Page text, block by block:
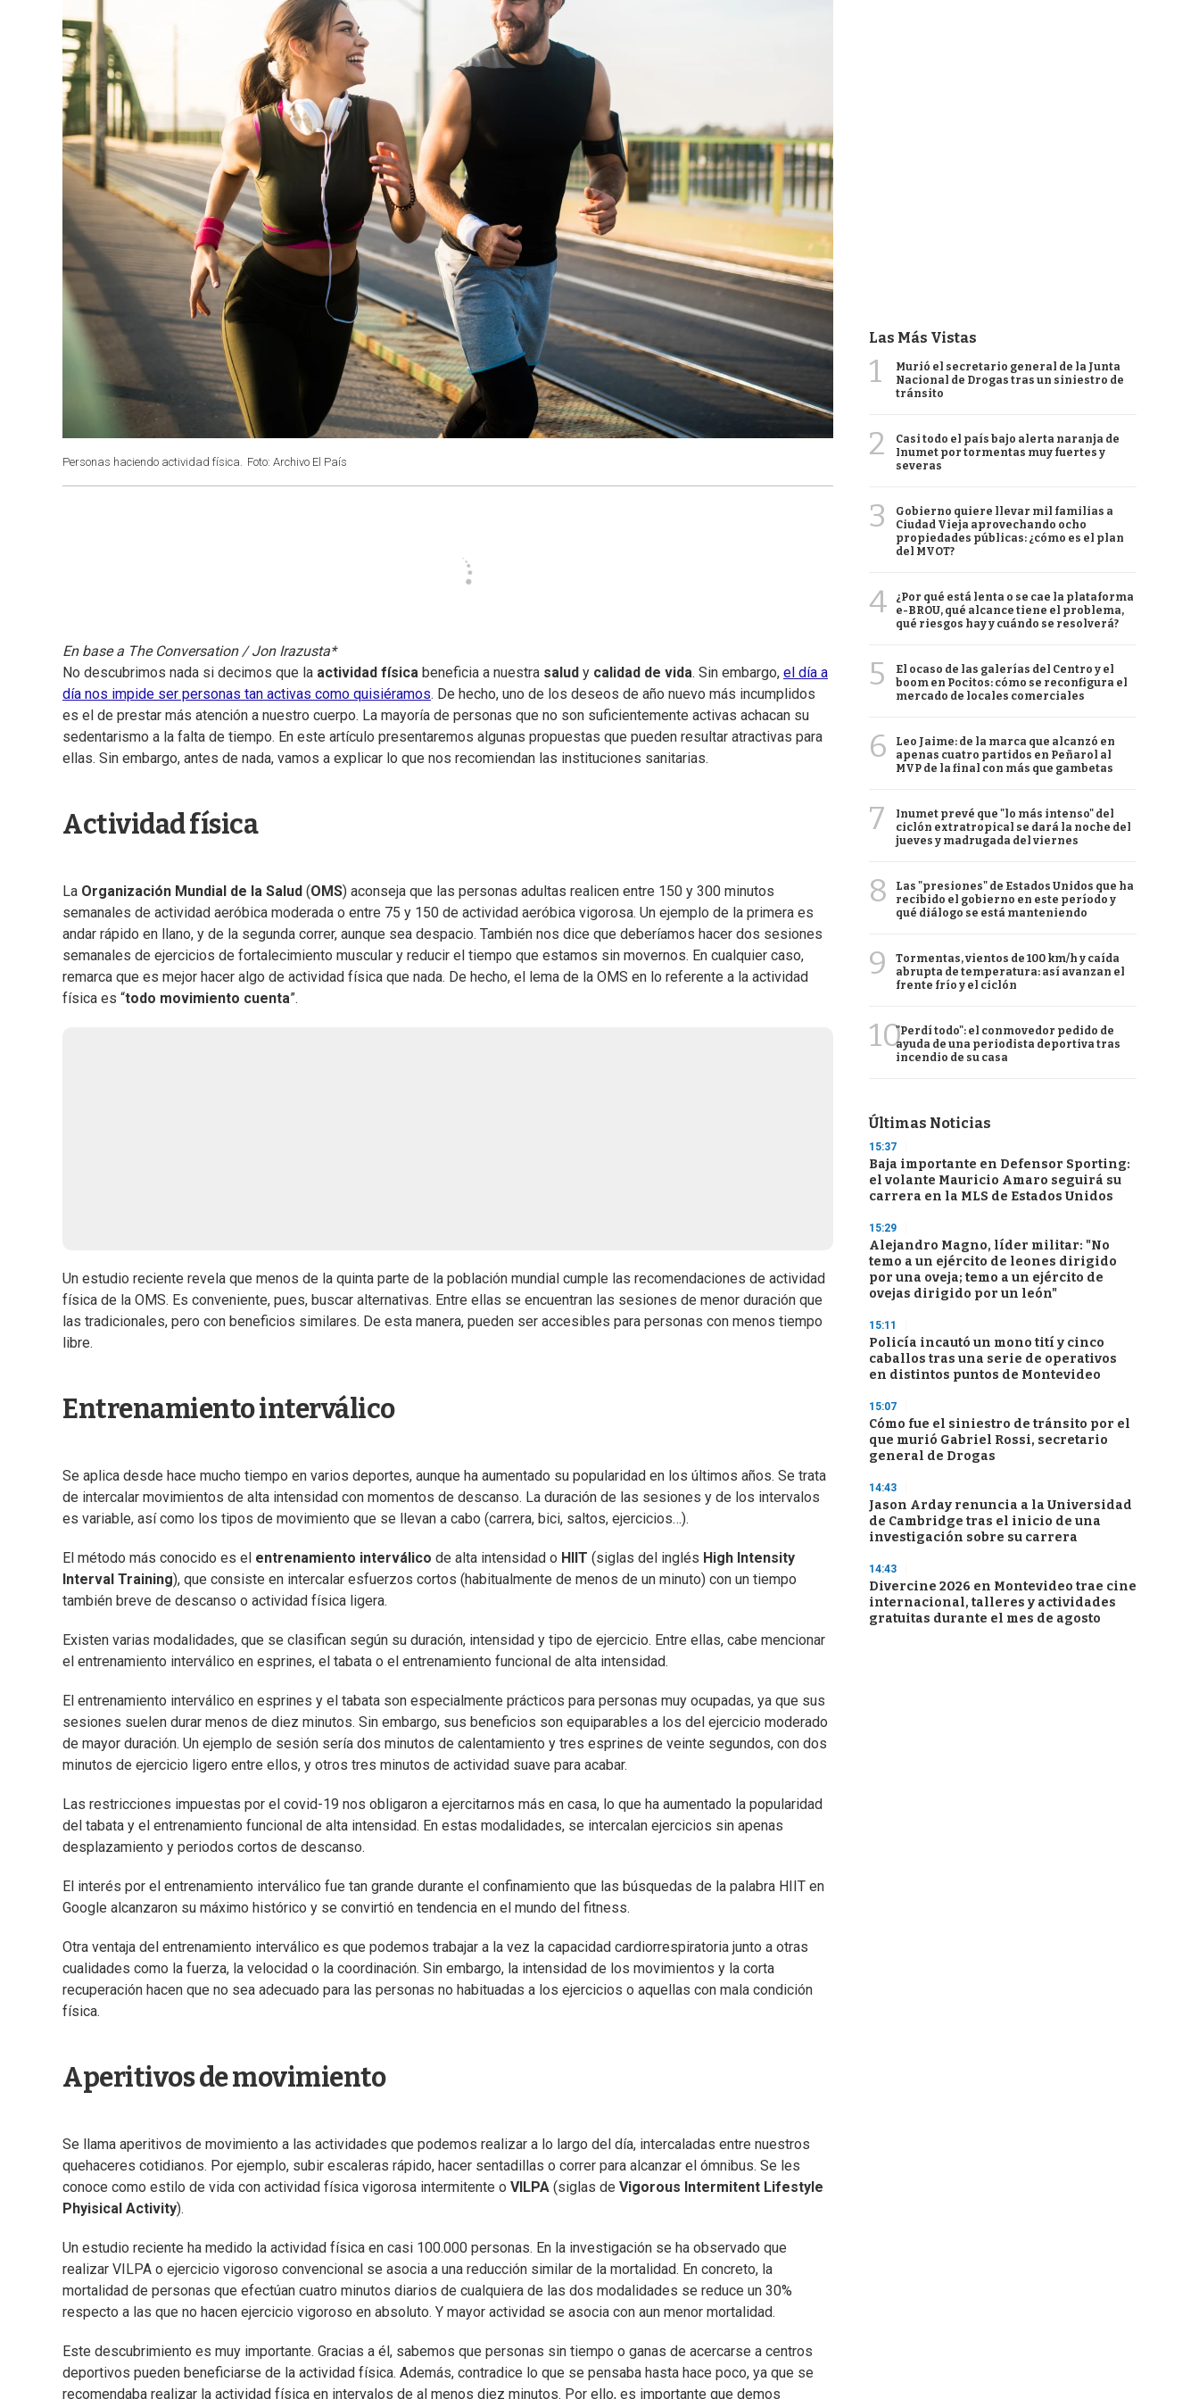
Personas haciendo actividad física. Foto: Archivo El País
En base a The Conversation / Jon Irazusta*
No descubrimos nada si decimos que la actividad física beneficia a nuestra salud y calidad de vida. Sin embargo, el día a
día nos impide ser personas tan activas como quisiéramos. De hecho, uno de los deseos de año nuevo más incumplidos
es el de prestar más atención a nuestro cuerpo. La mayoría de personas que no son suficientemente activas achacan su
sedentarismo a la falta de tiempo. En este artículo presentaremos algunas propuestas que pueden resultar atractivas para
ellas. Sin embargo, antes de nada, vamos a explicar lo que nos recomiendan las instituciones sanitarias.
Actividad física
La Organización Mundial de la Salud (OMS) aconseja que las personas adultas realicen entre 150 y 300 minutos
semanales de actividad aeróbica moderada o entre 75 y 150 de actividad aeróbica vigorosa. Un ejemplo de la primera es
andar rápido en llano, y de la segunda correr, aunque sea despacio. También nos dice que deberíamos hacer dos sesiones
semanales de ejercicios de fortalecimiento muscular y reducir el tiempo que estamos sin movernos. En cualquier caso,
remarca que es mejor hacer algo de actividad física que nada. De hecho, el lema de la OMS en lo referente a la actividad
física es “todo movimiento cuenta”.
Un estudio reciente revela que menos de la quinta parte de la población mundial cumple las recomendaciones de actividad
física de la OMS. Es conveniente, pues, buscar alternativas. Entre ellas se encuentran las sesiones de menor duración que
las tradicionales, pero con beneficios similares. De esta manera, pueden ser accesibles para personas con menos tiempo
libre.
Entrenamiento interválico
Se aplica desde hace mucho tiempo en varios deportes, aunque ha aumentado su popularidad en los últimos años. Se trata
de intercalar movimientos de alta intensidad con momentos de descanso. La duración de las sesiones y de los intervalos
es variable, así como los tipos de movimiento que se llevan a cabo (carrera, bici, saltos, ejercicios…).
El método más conocido es el entrenamiento interválico de alta intensidad o HIIT (siglas del inglés High Intensity
Interval Training), que consiste en intercalar esfuerzos cortos (habitualmente de menos de un minuto) con un tiempo
también breve de descanso o actividad física ligera.
Existen varias modalidades, que se clasifican según su duración, intensidad y tipo de ejercicio. Entre ellas, cabe mencionar
el entrenamiento interválico en esprines, el tabata o el entrenamiento funcional de alta intensidad.
El entrenamiento interválico en esprines y el tabata son especialmente prácticos para personas muy ocupadas, ya que sus
sesiones suelen durar menos de diez minutos. Sin embargo, sus beneficios son equiparables a los del ejercicio moderado
de mayor duración. Un ejemplo de sesión sería dos minutos de calentamiento y tres esprines de veinte segundos, con dos
minutos de ejercicio ligero entre ellos, y otros tres minutos de actividad suave para acabar.
Las restricciones impuestas por el covid-19 nos obligaron a ejercitarnos más en casa, lo que ha aumentado la popularidad
del tabata y el entrenamiento funcional de alta intensidad. En estas modalidades, se intercalan ejercicios sin apenas
desplazamiento y periodos cortos de descanso.
El interés por el entrenamiento interválico fue tan grande durante el confinamiento que las búsquedas de la palabra HIIT en
Google alcanzaron su máximo histórico y se convirtió en tendencia en el mundo del fitness.
Otra ventaja del entrenamiento interválico es que podemos trabajar a la vez la capacidad cardiorrespiratoria junto a otras
cualidades como la fuerza, la velocidad o la coordinación. Sin embargo, la intensidad de los movimientos y la corta
recuperación hacen que no sea adecuado para las personas no habituadas a los ejercicios o aquellas con mala condición
física.
Aperitivos de movimiento
Se llama aperitivos de movimiento a las actividades que podemos realizar a lo largo del día, intercaladas entre nuestros
quehaceres cotidianos. Por ejemplo, subir escaleras rápido, hacer sentadillas o correr para alcanzar el ómnibus. Se les
conoce como estilo de vida con actividad física vigorosa intermitente o VILPA (siglas de Vigorous Intermitent Lifestyle
Phyisical Activity).
Un estudio reciente ha medido la actividad física en casi 100.000 personas. En la investigación se ha observado que
realizar VILPA o ejercicio vigoroso convencional se asocia a una reducción similar de la mortalidad. En concreto, la
mortalidad de personas que efectúan cuatro minutos diarios de cualquiera de las dos modalidades se reduce un 30%
respecto a las que no hacen ejercicio vigoroso en absoluto. Y mayor actividad se asocia con aun menor mortalidad.
Este descubrimiento es muy importante. Gracias a él, sabemos que personas sin tiempo o ganas de acercarse a centros
deportivos pueden beneficiarse de la actividad física. Además, contradice lo que se pensaba hasta hace poco, ya que se
recomendaba realizar la actividad física en intervalos de al menos diez minutos. Por ello, es importante que demos
Las Más Vistas
1
Murió el secretario general de la Junta
Nacional de Drogas tras un siniestro de
tránsito
2
Casi todo el país bajo alerta naranja de
Inumet por tormentas muy fuertes y
severas
3
Gobierno quiere llevar mil familias a
Ciudad Vieja aprovechando ocho
propiedades públicas: ¿cómo es el plan
del MVOT?
4
¿Por qué está lenta o se cae la plataforma
e-BROU, qué alcance tiene el problema,
qué riesgos hay y cuándo se resolverá?
5
El ocaso de las galerías del Centro y el
boom en Pocitos: cómo se reconfigura el
mercado de locales comerciales
6
Leo Jaime: de la marca que alcanzó en
apenas cuatro partidos en Peñarol al
MVP de la final con más que gambetas
7
Inumet prevé que "lo más intenso" del
ciclón extratropical se dará la noche del
jueves y madrugada del viernes
8
Las "presiones" de Estados Unidos que ha
recibido el gobierno en este período y
qué diálogo se está manteniendo
9
Tormentas, vientos de 100 km/h y caída
abrupta de temperatura: así avanzan el
frente frío y el ciclón
10"Perdí todo": el conmovedor pedido de
ayuda de una periodista deportiva tras
incendio de su casa
Últimas Noticias
15:37
Baja importante en Defensor Sporting:
el volante Mauricio Amaro seguirá su
carrera en la MLS de Estados Unidos
15:29
Alejandro Magno, líder militar: "No
temo a un ejército de leones dirigido
por una oveja; temo a un ejército de
ovejas dirigido por un león"
15:11
Policía incautó un mono tití y cinco
caballos tras una serie de operativos
en distintos puntos de Montevideo
15:07
Cómo fue el siniestro de tránsito por el
que murió Gabriel Rossi, secretario
general de Drogas
14:43
Jason Arday renuncia a la Universidad
de Cambridge tras el inicio de una
investigación sobre su carrera
14:43
Divercine 2026 en Montevideo trae cine
internacional, talleres y actividades
gratuitas durante el mes de agosto